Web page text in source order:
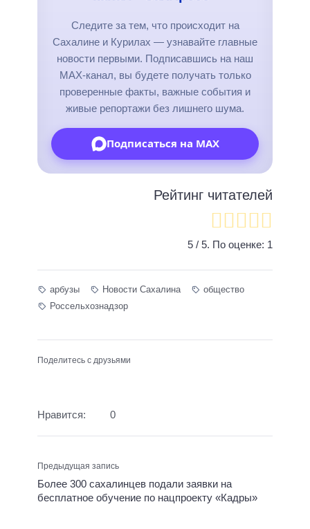
Следите за тем, что происходит на
Сахалине и Курилах — узнавайте главные
новости первыми. Подписавшись на наш
MAX-канал, вы будете получать только
проверенные факты, важные события и
живые репортажи без лишнего шума.
Подписаться на MAX
Рейтинг читателей
5 / 5. По оценке: 1
арбузы Новости Сахалина
общество
Россельхознадзор
Поделитесь с друзьями
Нравится: 0
Предыдущая запись
Более 300 сахалинцев подали заявки на
бесплатное обучение по нацпроекту «Кадры»